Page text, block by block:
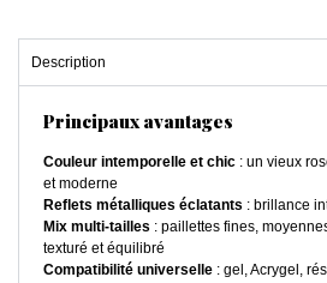
Description
Principaux avantages
Couleur intemporelle et chic : un vieux
et moderne
Reflets métalliques éclatants : brillance
Mix multi-tailles : paillettes fines,
texturé et équilibré
Compatibilité universelle : gel, Acrygel,